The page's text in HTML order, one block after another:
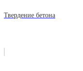
Твердение бетона